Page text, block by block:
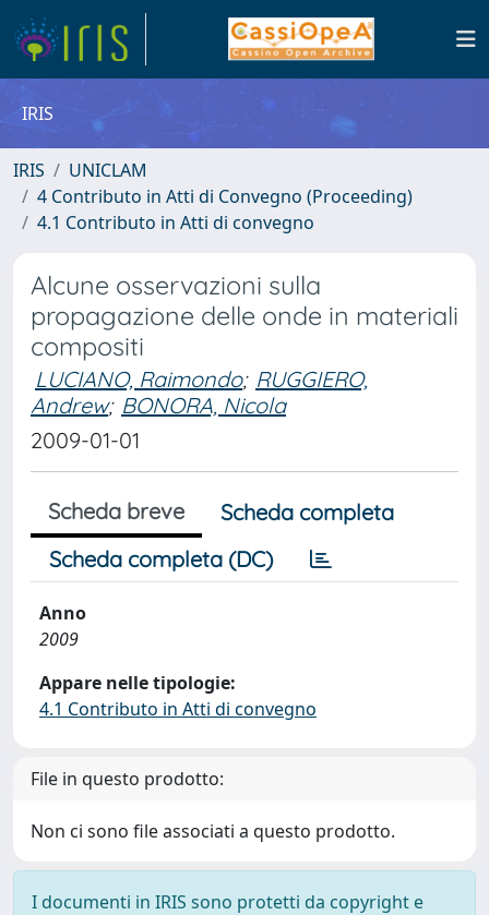
IRIS
IRIS
UNICLAM
4 Contributo in Atti di Convegno (Proceeding)
4.1 Contributo in Atti di convegno
Alcune osservazioni sulla
propagazione delle onde in materiali
compositi
LUCIANO, Raimondo; RUGGIERO,
Andrew; BONORA, Nicola
2009-01-01
Scheda breve
Scheda completa
Scheda completa (DC)
Anno
2009
Appare nelle tipologie:
4.1 Contributo in Atti di convegno
File in questo prodotto:
Non ci sono file associati a questo prodotto.
I documenti in IRIS sono protetti da copyright e